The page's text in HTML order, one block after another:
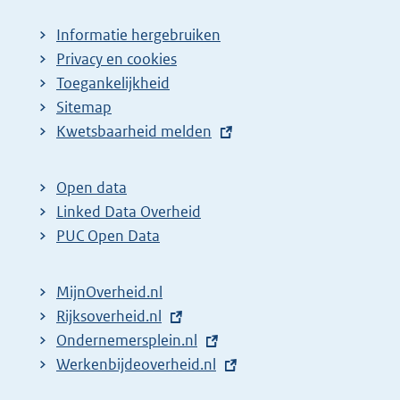
i
n
a
z
o
k
r
e
u
l
t
a
Informatie hergebruiken
Privacy en cookies
Toegankelijkheid
Sitemap
E
t
e
r
l
i
n
k
Kwetsbaarheid melden
Open data
Linked Data Overheid
PUC Open Data
MijnOverheid.nl
E
x
t
Rijksoverheid.nl
E
x
Ondernemersplein.nl
E
Werkenbijdeoverheid.nl